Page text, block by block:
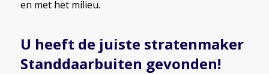
en met het milieu.
U heeft de juiste stratenmaker
Standdaarbuiten gevonden!